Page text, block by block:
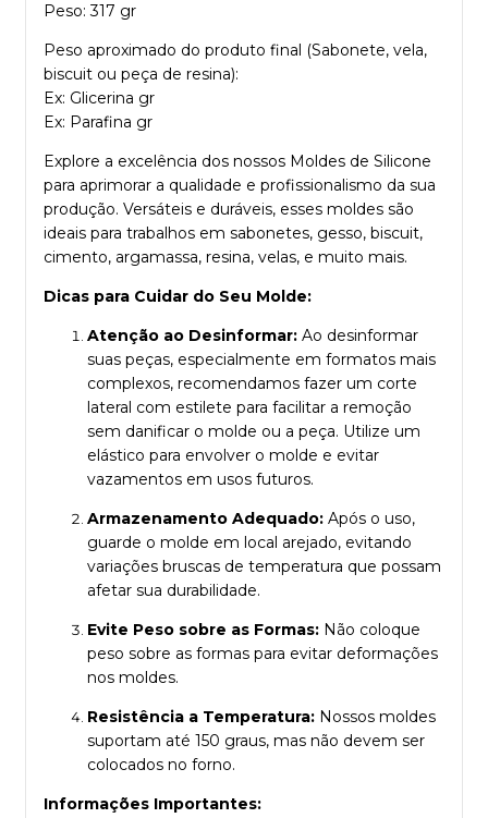
Peso: 317 gr
Peso aproximado do produto final (Sabonete, vela,
biscuit ou peça de resina):
Ex: Glicerina gr
Ex: Parafina gr
Explore a excelência dos nossos Moldes de Silicone
para aprimorar a qualidade e profissionalismo da sua
produção. Versáteis e duráveis, esses moldes são
ideais para trabalhos em sabonetes, gesso, biscuit,
cimento, argamassa, resina, velas, e muito mais.
Dicas para Cuidar do Seu Molde:
Atenção ao Desinformar: Ao desinformar
suas peças, especialmente em formatos mais
complexos, recomendamos fazer um corte
lateral com estilete para facilitar a remoção
sem danificar o molde ou a peça. Utilize um
elástico para envolver o molde e evitar
vazamentos em usos futuros.
Armazenamento Adequado: Após o uso,
guarde o molde em local arejado, evitando
variações bruscas de temperatura que possam
afetar sua durabilidade.
Evite Peso sobre as Formas: Não coloque
peso sobre as formas para evitar deformações
nos moldes.
Resistência a Temperatura: Nossos moldes
suportam até 150 graus, mas não devem ser
colocados no forno.
Informações Importantes: